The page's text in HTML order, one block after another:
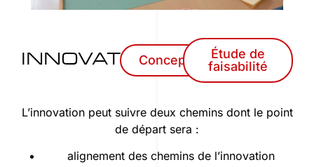
INNOVATIONConcept
Étude de
faisabilité
L’innovation peut suivre deux chemins dont le point
de départ sera :
alignement des chemins de l’innovation